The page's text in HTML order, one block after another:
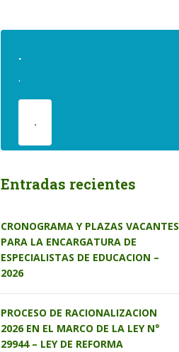
.
.
.
Entradas recientes
CRONOGRAMA Y PLAZAS VACANTES
PARA LA ENCARGATURA DE
ESPECIALISTAS DE EDUCACION –
2026
PROCESO DE RACIONALIZACION
2026 EN EL MARCO DE LA LEY N°
29944 – LEY DE REFORMA